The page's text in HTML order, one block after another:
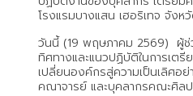
โรงแรมบางแสน เฮอริเทจ จังห
วันนี้ (19 พฤษภาคม 2569) ผู้ช่
ทิศทางและแนวปฏิบัติในการเต
เปลี่ยนองค์กรสู่ความเป็นเลิศ
คณาจารย์ และบุคลากรคณะศิล